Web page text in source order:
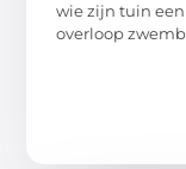
wie zijn tuin
overloop